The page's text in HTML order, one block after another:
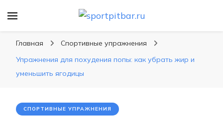
спортивных упражнения, правильные
диеты, программы тренировок
Главная
Спортивные упражнения
Упражнения для похудения попы: как убрать жир и
уменьшить ягодицы
СПОРТИВНЫЕ УПРАЖНЕНИЯ